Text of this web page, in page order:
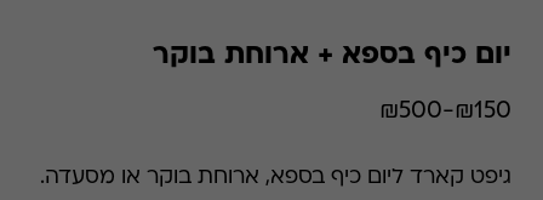
יום כיף בספא + ארוחת בוקר
₪150-₪500
גיפט קארד ליום כיף בספא, ארוחת בוקר או מסעדה.